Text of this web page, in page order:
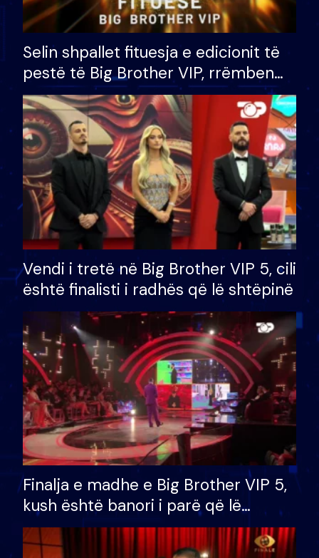
Selin shpallet fituesja e edicionit të
pestë të Big Brother VIP, rrëmben
çmimin e madh prej 100 mijë eurosh
Vendi i tretë në Big Brother VIP 5, cili
është finalisti i radhës që lë shtëpinë
Finalja e madhe e Big Brother VIP 5,
kush është banori i parë që lë
shtëpinë dhe humb mundësinë për
të fituar çmimin e madh